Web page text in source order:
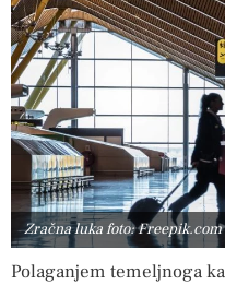
Zračna luka foto: Freepik.com
Polaganjem temeljnoga